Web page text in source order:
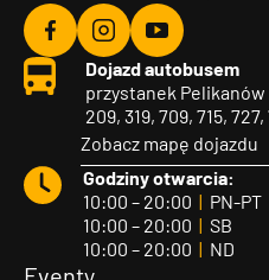
Agvo
Facebook
Agvo
Instagram
Agvo
YouTube
Dojazd autobusem
przystanek Pelikanów
209, 319, 709, 715,
Zobacz mapę dojazdu
Godziny otwarcia:
10:00 – 20:00 | PN-PT
10:00 – 20:00 | SB
10:00 – 20:00 | ND